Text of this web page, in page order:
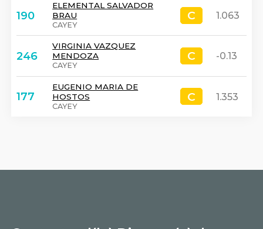
190
ELEMENTAL SALVADOR
BRAU
CAYEY
C
C 1.063
246
VIRGINIA VAZQUEZ
MENDOZA
CAYEY
C
C -0.13
177
EUGENIO MARIA DE
HOSTOS
CAYEY
C
C 1.353